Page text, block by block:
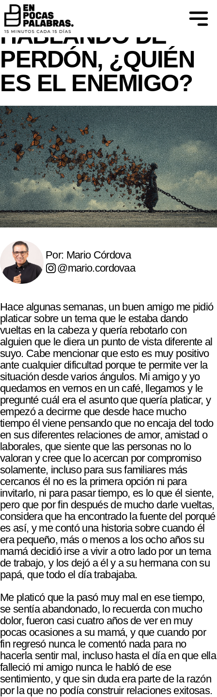
DIFIERO… AL CONOCIMIENTO SE LLEGA
MEDIANTE EL CUESTIONAMIENTO.
HABLANDO DE
PERDÓN, ¿QUIÉN
ES EL ENEMIGO?
Por: Mario Córdova
@mario.cordovaa
Hace algunas semanas, un buen amigo me pidió
platicar sobre un tema que le estaba dando
vueltas en la cabeza y quería rebotarlo con
alguien que le diera un punto de vista diferente al
suyo. Cabe mencionar que esto es muy positivo
ante cualquier dificultad porque te permite ver la
situación desde varios ángulos. Mi amigo y yo
quedamos en vernos en un café, llegamos y le
pregunté cuál era el asunto que quería platicar, y
empezó a decirme que desde hace mucho
tiempo él viene pensando que no encaja del todo
en sus diferentes relaciones de amor, amistad o
laborales, que siente que las personas no lo
valoran y cree que lo acercan por compromiso
solamente, incluso para sus familiares más
cercanos él no es la primera opción ni para
invitarlo, ni para pasar tiempo, es lo que él siente,
pero que por fin después de mucho darle vueltas,
considera que ha encontrado la fuente del porqué
es así, y me contó una historia sobre cuando él
era pequeño, más o menos a los ocho años su
mamá decidió irse a vivir a otro lado por un tema
de trabajo, y los dejó a él y a su hermana con su
papá, que todo el día trabajaba.
Me platicó que la pasó muy mal en ese tiempo,
se sentía abandonado, lo recuerda con mucho
dolor, fueron casi cuatro años de ver en muy
pocas ocasiones a su mamá, y que cuando por
fin regresó nunca le comentó nada para no
hacerla sentir mal, incluso hasta el día en que ella
falleció mi amigo nunca le habló de ese
sentimiento, y que sin duda era parte de la razón
por la que no podía construir relaciones exitosas.